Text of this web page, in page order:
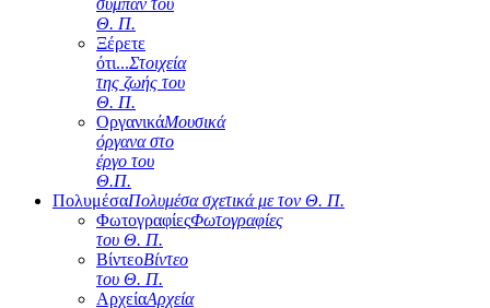
σύμπαν του
Θ. Π.
Ξέρετε
ότι...Στοιχεία
της ζωής του
Θ. Π.
ΟργανικάΜουσικά
όργανα στο
έργο του
Θ.Π.
ΠολυμέσαΠολυμέσα σχετικά με τον Θ. Π.
ΦωτογραφίεςΦωτογραφίες
του Θ. Π.
ΒίντεοΒίντεο
του Θ. Π.
ΑρχείαΑρχεία